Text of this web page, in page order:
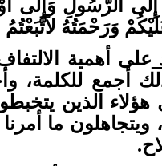
الرَّسُولِ وَإِلَى
وَرَحْمَتُهُ
على أهمية
أجمع للكلمة،
هؤلاء الذين
ويتجاهلون ما